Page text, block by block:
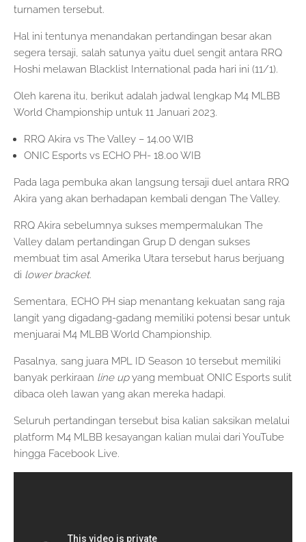
turnamen tersebut.
Hal ini tentunya menandakan pertandingan besar akan
segera tersaji, salah satunya yaitu duel sengit antara RRQ
Hoshi melawan Blacklist International pada hari ini (11/1).
Oleh karena itu, berikut adalah jadwal lengkap M4 MLBB
World Championship untuk 11 Januari 2023.
RRQ Akira vs The Valley – 14.00 WIB
ONIC Esports vs ECHO PH- 18.00 WIB
Pada laga pembuka akan langsung tersaji duel antara RRQ
Akira yang akan berhadapan kembali dengan The Valley.
RRQ Akira sebelumnya sukses mempermalukan The
Valley dalam pertandingan Grup D dengan sukses
membuat tim asal Amerika Utara tersebut harus berjuang
di lower bracket.
Sementara, ECHO PH siap menantang kekuatan sang raja
langit yang digadang-gadang memiliki potensi besar untuk
menjuarai M4 MLBB World Championship.
Pasalnya, sang juara MPL ID Season 10 tersebut memiliki
banyak perkiraan line upyang membuat ONIC Esports sulit
dibaca oleh lawan yang akan mereka hadapi.
Seluruh pertandingan tersebut bisa kalian saksikan melalui
platform M4 MLBB kesayangan kalian mulai dari YouTube
hingga Facebook Live.